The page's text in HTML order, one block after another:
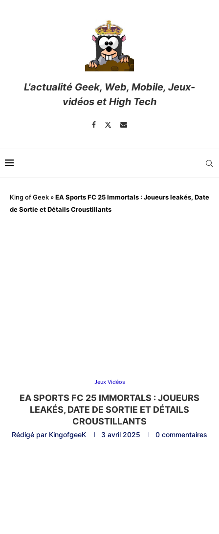
L'actualité Geek, Web, Mobile, Jeux-
vidéos et High Tech
King of Geek »EA Sports FC 25 Immortals : Joueurs leakés, Date
de Sortie et Détails Croustillants
Jeux Vidéos
EA SPORTS FC 25 IMMORTALS : JOUEURS
LEAKÉS, DATE DE SORTIE ET DÉTAILS
CROUSTILLANTS
Rédigé par KingofgeeK 3 avril 2025 0 commentaires